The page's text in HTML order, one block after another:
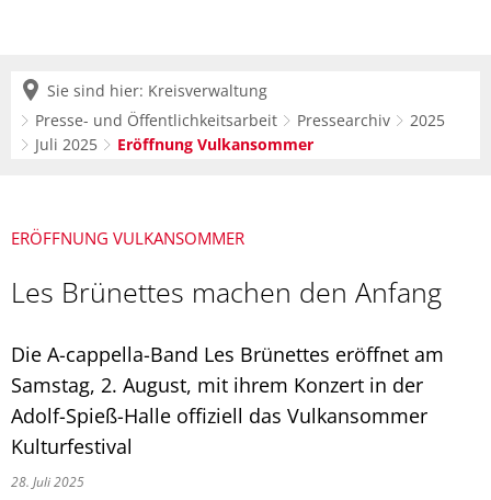
Sie sind hier: Kreisverwaltung
Presse- und Öffentlichkeitsarbeit
Pressearchiv
2025
Juli 2025
Eröffnung Vulkansommer
ERÖFFNUNG VULKANSOMMER
Les Brünettes machen den Anfang
Die A-cappella-Band Les Brünettes eröffnet am
Samstag, 2. August, mit ihrem Konzert in der
Adolf-Spieß-Halle offiziell das Vulkansommer
Kulturfestival
28. Juli 2025